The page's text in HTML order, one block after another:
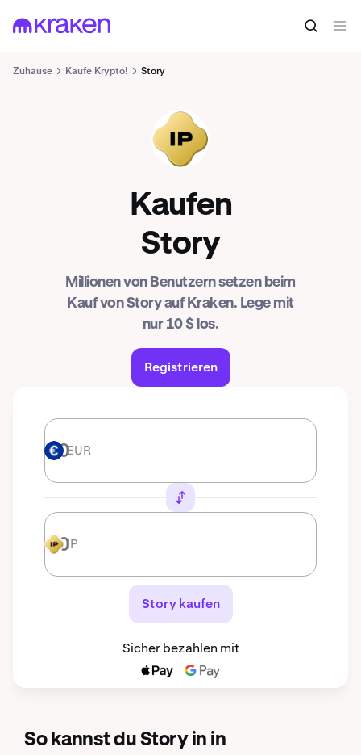
Zuhause Kaufe Krypto! Story
IP
Kaufen
Story
Millionen von Benutzern setzen beim
Kauf von Story auf Kraken. Lege mit
nur 10 $ los.
Registrieren
EUR EUR
IP IP
Story kaufen
Sicher bezahlen mit
So kannst du Story in in